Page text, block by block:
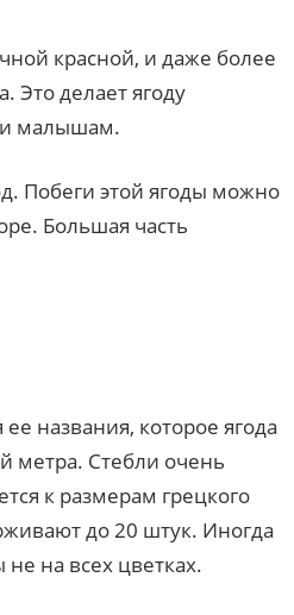
красной, и даже более
Это делает ягоду
и малышам.
Побеги этой ягоды можно
Большая часть
названия, которое ягода
метра. Стебли очень
к размерам грецкого
до 20 штук. Иногда
на всех цветках.